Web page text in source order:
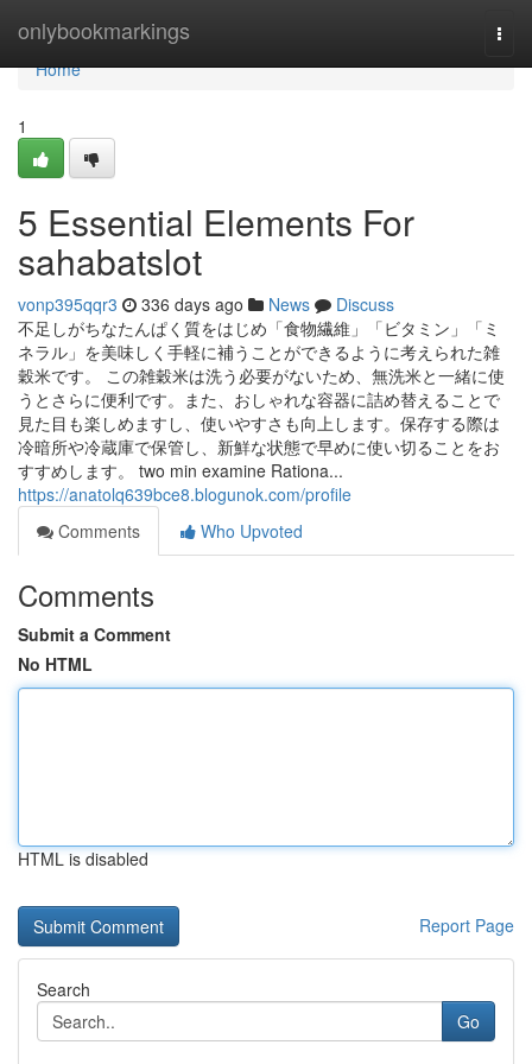
onlybookmarkings
Home
Home
1
5 Essential Elements For
sahabatslot
vonp395qqr3 336 days ago News
Discuss
不足しがちなたんぱく質をはじめ「食物繊維」「ビタミン」「ミ
ネラル」を美味しく手軽に補うことができるように考えられた雑
穀米です。 この雑穀米は洗う必要がないため、無洗米と一緒に使
うとさらに便利です。また、おしゃれな容器に詰め替えることで
見た目も楽しめますし、使いやすさも向上します。保存する際は
冷暗所や冷蔵庫で保管し、新鮮な状態で早めに使い切ることをお
すすめします。 two min examine Rationa...
https://anatolq639bce8.blogunok.com/profile
Comments
Who Upvoted
Comments
Submit a Comment
No HTML
HTML is disabled
Report Page
Search
Go